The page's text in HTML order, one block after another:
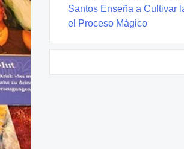
Santos Enseña a Cultivar
el Proceso Mágico